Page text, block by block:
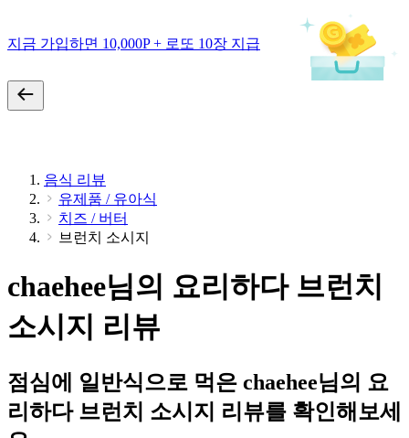
지금 가입하면 10,000P + 로또 10장 지급
음식 리뷰
유제품 / 유아식
치즈 / 버터
브런치 소시지
chaehee님의 요리하다 브런치
소시지 리뷰
점심에 일반식으로 먹은 chaehee님의 요
리하다 브런치 소시지 리뷰를 확인해보세